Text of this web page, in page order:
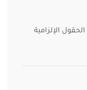
الحقول الإلزامية